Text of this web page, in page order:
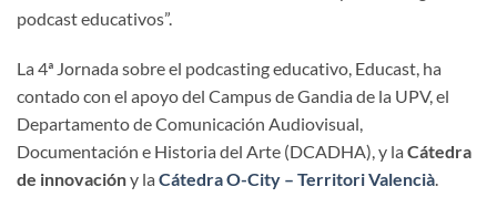
podcast educativos”.
La 4ª Jornada sobre el podcasting educativo, Educast, ha
contado con el apoyo del Campus de Gandia de la UPV, el
Departamento de Comunicación Audiovisual,
Documentación e Historia del Arte (DCADHA), y la Cátedra
de innovacióny la Cátedra O-City – Territori Valencià.